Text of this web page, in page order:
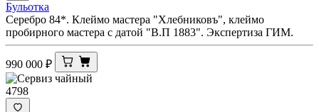
Бульотка
Серебро 84*. Клеймо мастера "Хлебниковъ", клеймо
пробирного мастера с датой "В.П 1883". Экспертиза ГИМ.
990 000 ₽
4798